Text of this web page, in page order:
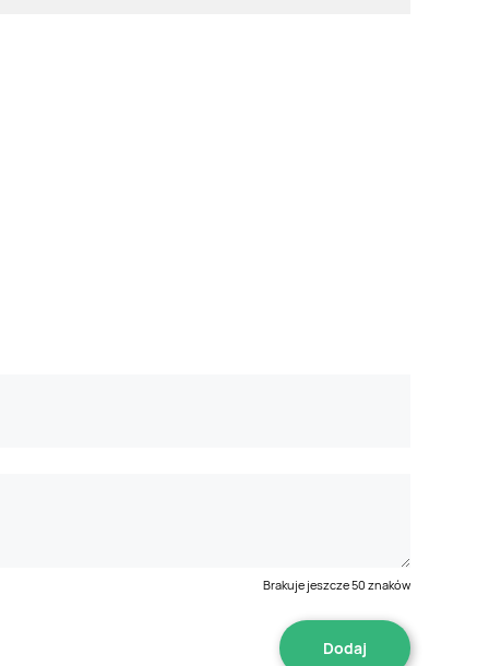
Brakuje jeszcze50 znaków